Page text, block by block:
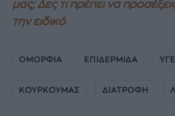
μας; Δες τι πρέπει να
την ειδικό
ΟΜΟΡΦΙΑ ΕΠΙΔΕΡΜΙΔΑ
ΚΟΥΡΚΟΥΜΑΣ ΔΙΑΤΡΟΦΗ